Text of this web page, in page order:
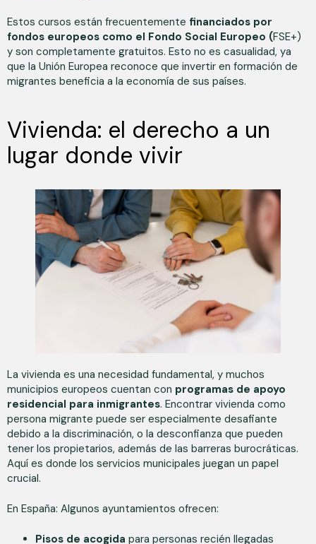
Estos cursos están frecuentemente financiados por
fondos europeos como el Fondo Social Europeo (FSE+)
y son completamente gratuitos. Esto no es casualidad, ya
que la Unión Europea reconoce que invertir en formación de
migrantes beneficia a la economía de sus países.
Vivienda: el derecho a un
lugar donde vivir
La vivienda es una necesidad fundamental, y muchos
municipios europeos cuentan con programas de apoyo
residencial para inmigrantes. Encontrar vivienda como
persona migrante puede ser especialmente desafiante
debido a la discriminación, o la desconfianza que pueden
tener los propietarios, además de las barreras burocráticas.
Aquí es donde los servicios municipales juegan un papel
crucial.
En España: Algunos ayuntamientos ofrecen:
Pisos de acogida para personas recién llegadas